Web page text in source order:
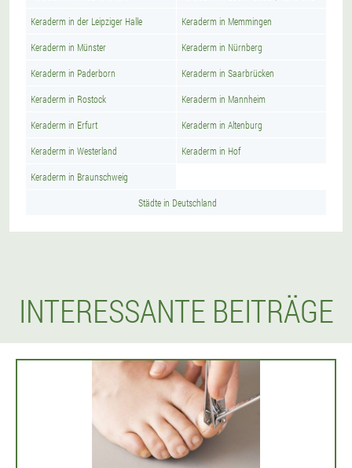
Keraderm in der Leipziger Halle Keraderm in Memmingen
Keraderm in Münster Keraderm in Nürnberg
Keraderm in Paderborn Keraderm in Saarbrücken
Keraderm in Rostock Keraderm in Mannheim
Keraderm in Erfurt Keraderm in Altenburg
Keraderm in Westerland Keraderm in Hof
Keraderm in Braunschweig
Städte in Deutschland
INTERESSANTE BEITRÄGE